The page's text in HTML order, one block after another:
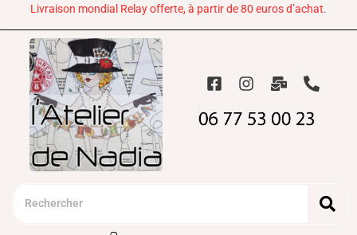
Livraison mondial Relay offerte, à partir de 80 euros d’achat.